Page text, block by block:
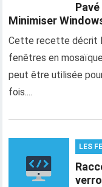
Minimiser
Cette recette décrit
fenêtres en
peut être utilisée
fois....
LES